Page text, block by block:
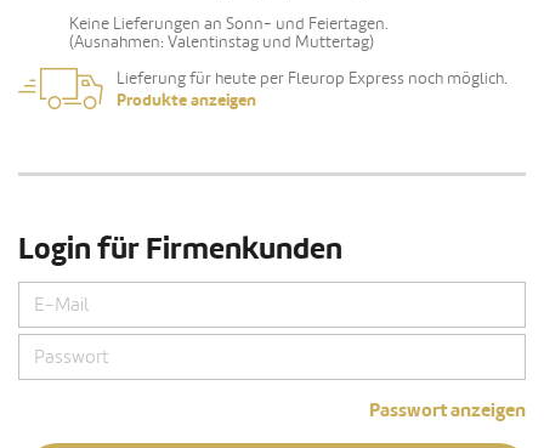
Keine Lieferungen an Sonn- und Feiertagen.
(Ausnahmen: Valentinstag und Muttertag)
Lieferung für heute per Fleurop Express noch möglich.
Produkte anzeigen
Login für Firmenkunden
Passwort anzeigen